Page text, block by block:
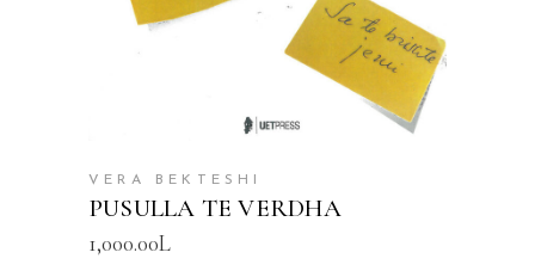
VERA BEKTESHI
PUSULLA TE VERDHA
1,000.00L